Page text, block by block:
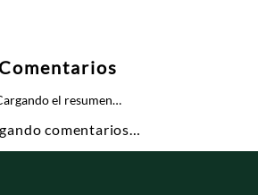
Comentarios
el resumen…
comentarios…